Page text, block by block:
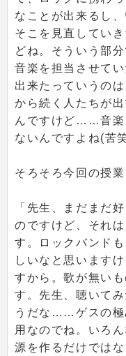
なことが出来るし
そこを見直してい
どね。そういう部
音楽を担当させて
出来たっていうの
から続く人たちが
んですけど……音楽
ないんですよね(苦
そろそろ今回の授
「先生、まだまだ
のですけど、それ
す。ロックバンド
しいなと思います
すから。歌が無い
す。先生、聴いて
うだな……ゲスの極
用なのでね。いろ
源を作るだけでは